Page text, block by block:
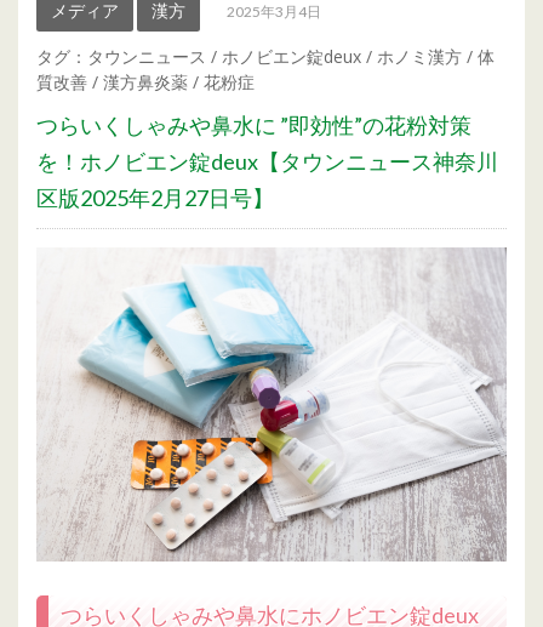
メディア 漢方 2025年3月4日
タグ： タウンニュース / ホノビエン錠deux / ホノミ漢方 / 体
質改善 / 漢方鼻炎薬 / 花粉症
つらいくしゃみや鼻水に ”即効性”の花粉対策
を！ホノビエン錠deux【タウンニュース神奈川
区版2025年2月27日号】
つらいくしゃみや鼻水にホノビエン錠deux